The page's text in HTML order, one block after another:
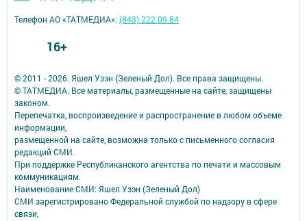
© 2011 - 2026. Яшел Узэн (Зеленый Дол). Все права защищены.
© ТАТМЕДИА. Все материалы, размещенные на сайте, защищены
законом.
Перепечатка, воспроизведение и распространение в любом объеме
информации,
размещенной на сайте, возможна только с письменного согласия
редакций СМИ.
При поддержке Республиканского агентства по печати и массовым
коммуникациям.
Наименование СМИ: Яшел Узэн (Зеленый Дол)
СМИ зарегистрировано Федеральной службой по надзору в сфере
связи,
Телефон АО «ТАТМЕДИА»:(843) 222 09 84
16+